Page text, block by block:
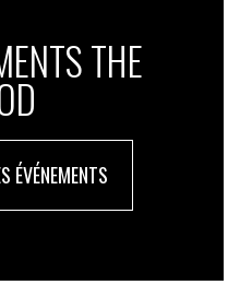
THE
ÉVÉNEMENTS